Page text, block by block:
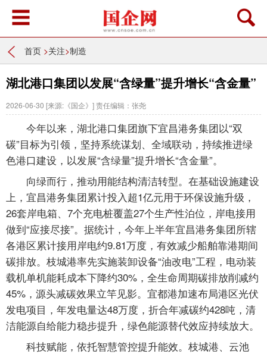
首页 >关注>制造
湖北港口集团以发展“含绿量”提升增长“含金量”
2026-06-30 [来源:《国企》]责任编辑：张尧
今年以来，湖北港口集团旗下宜昌港务集团以“双
碳”目标为引领，坚持系统谋划、全域联动，持续推进绿
色港口建设，以发展“含绿量”提升增长“含金量”。
向绿而行，推动用能结构清洁转型。在基础设施建设
上，宜昌港务集团累计投入超1亿元用于环保设施升级，
26套岸电箱、7个充电桩覆盖27个生产性泊位，岸电接用
做到“应接尽接”。据统计，今年上半年宜昌港务集团所辖
各港区累计接用岸电约9.81万度，有效减少船舶靠港期间
碳排放。枝城港率先实施装卸设备“油改电”工程，电动装
载机单机能耗成本下降约30%，全生命周期碳排放削减约
45%，源头减碳效果立竿见影。宜都港加速布局港区光伏
发电项目，年发电量达48万度，折合年减碳约428吨，清
洁能源自给能力稳步提升，绿色能源替代效应持续放大。
科技赋能，依托智慧管控提升能效。枝城港、云池